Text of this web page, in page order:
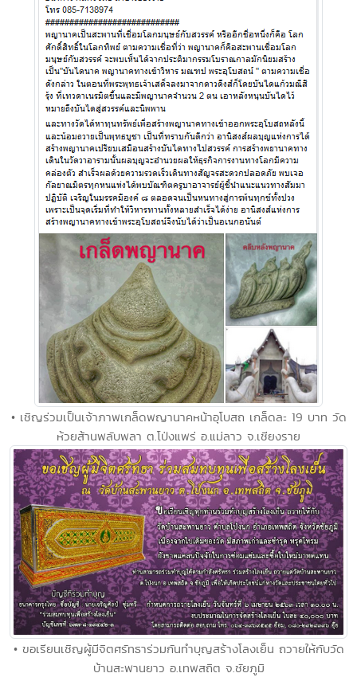
• เชิญร่วมเป็นเจ้าภาพเกล็ดพญานาคหน้าอุโบสถ เกล็ดละ 19 บาท วัด
ห้วยส้านพลับพลา ต.โป่งแพร่ อ.แม่ลาว จ.เชียงราย
• ขอเรียนเชิญผู้มีจิตศรัทธาร่วมกันทำบุญสร้างโลงเย็น ถวายให้กับวัด
บ้านสะพานยาว อ.เทพสถิต จ.ชัยภูมิ